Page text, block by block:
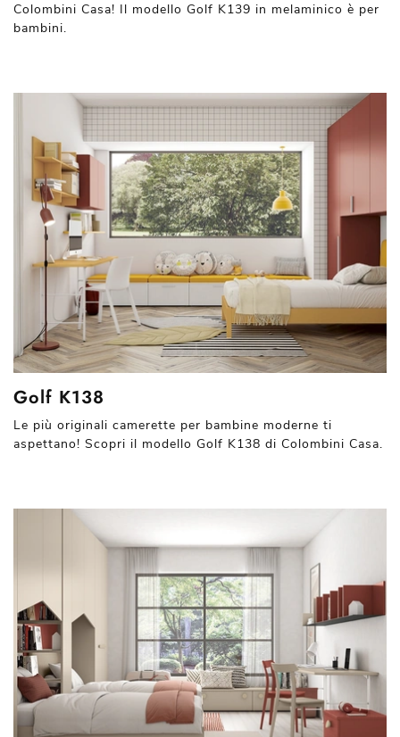
Colombini Casa! Il modello Golf K139 in melaminico è per
bambini.
Golf K138
Le più originali camerette per bambine moderne ti
aspettano! Scopri il modello Golf K138 di Colombini Casa.